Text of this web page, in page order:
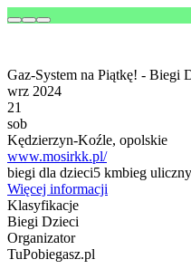
Gaz-System na Piątkę! - Biegi
wrz 2024
21
sob
Kędzierzyn-Koźle, opolskie
www.mosirkk.pl/
biegi dla dzieci5 kmbieg uliczny
Więcej informacji
Klasyfikacje
Biegi Dzieci
Organizator
TuPobiegasz.pl